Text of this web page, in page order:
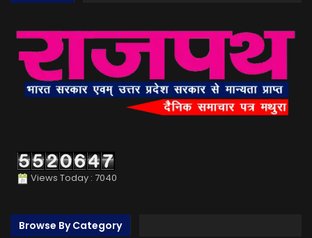
Views Today : 7040
Browse By Category